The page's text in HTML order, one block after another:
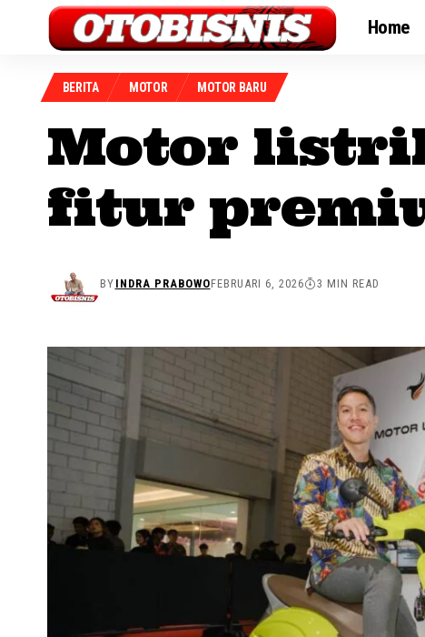
Home
BERITA MOTOR MOTOR BARU
Motor
fitur
BY INDRA PRABOWOFEBRUARI 6, 2026 3 MIN READ